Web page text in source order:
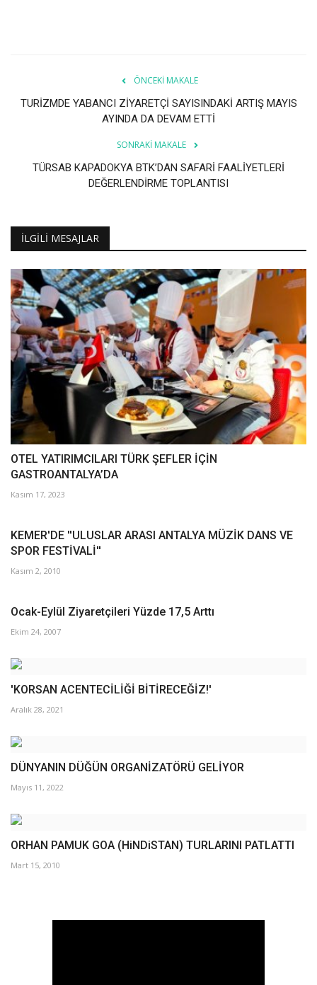
ÖNCEKI MAKALE
TURİZMDE YABANCI ZİYARETÇİ SAYISINDAKİ ARTIŞ MAYIS
AYINDA DA DEVAM ETTİ
SONRAKI MAKALE
TÜRSAB KAPADOKYA BTK’DAN SAFARİ FAALİYETLERİ
DEĞERLENDİRME TOPLANTISI
İLGILI MESAJLAR
OTEL YATIRIMCILARI TÜRK ŞEFLER İÇİN
GASTROANTALYA’DA
Kasım 17, 2023
KEMER'DE ''ULUSLAR ARASI ANTALYA MÜZİK DANS VE
SPOR FESTİVALİ''
Kasım 2, 2010
Ocak-Eylül Ziyaretçileri Yüzde 17,5 Arttı
Ekim 24, 2007
'KORSAN ACENTECİLİĞİ BİTİRECEĞİZ!'
Aralık 28, 2021
DÜNYANIN DÜĞÜN ORGANİZATÖRÜ GELİYOR
Mayıs 11, 2022
ORHAN PAMUK GOA (HiNDiSTAN) TURLARINI PATLATTI
Mart 15, 2010